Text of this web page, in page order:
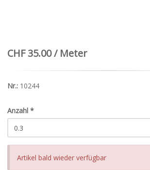
CHF 35.00 / Meter
Nr.: 10244
Anzahl *
Artikel bald wieder verfügbar